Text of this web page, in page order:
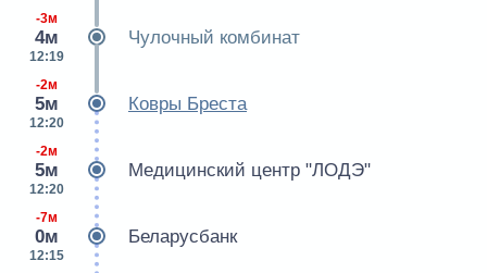
-3м
4м
12:19
Чулочный комбинат
-2м
5м
12:20
Ковры Бреста
-2м
5м
12:20
Медицинский центр "ЛОДЭ"
-7м
0м
12:15
Беларусбанк